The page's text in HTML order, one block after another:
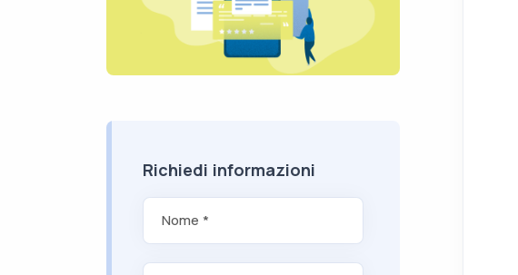
Richiedi informazioni
Nome *